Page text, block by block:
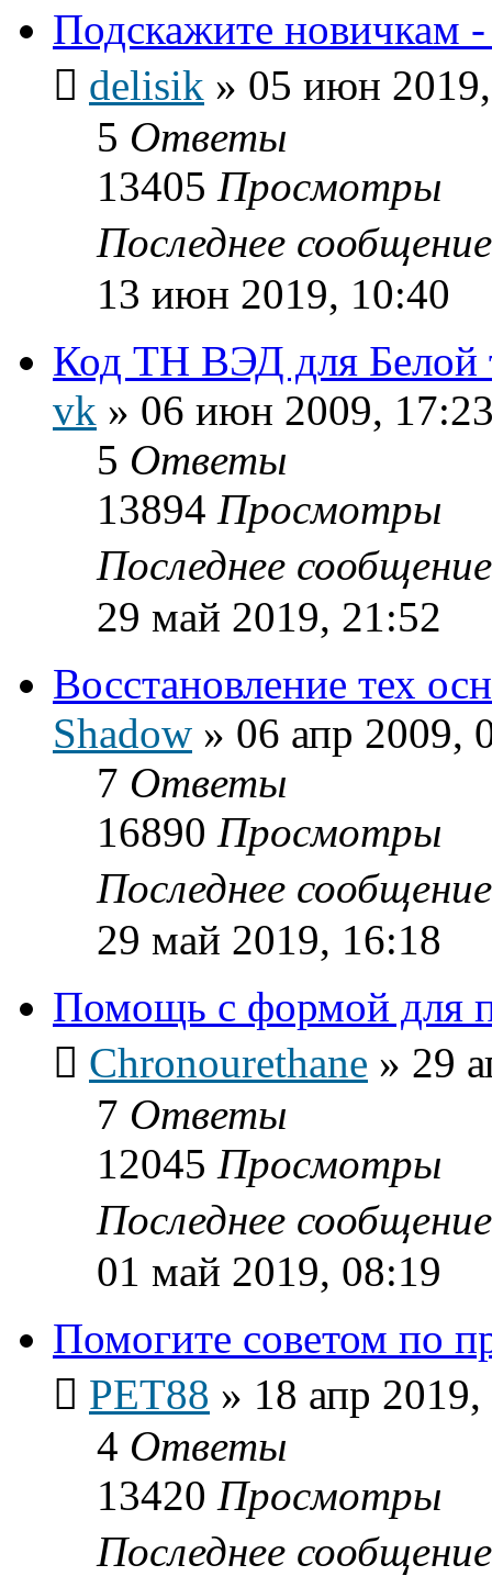
Подскажите новичкам
delisik » 05 июн
5 Ответы
13405 Просмотры
Последнее
13 июн 2019, 10:40
Код ТН ВЭД для Белой
vk » 06 июн 2009,
5 Ответы
13894 Просмотры
Последнее
29 май 2019, 21:52
Восстановление тех
Shadow » 06 апр 2009,
7 Ответы
16890 Просмотры
Последнее
29 май 2019, 16:18
Помощь с формой для
Chronourethane » 29
7 Ответы
12045 Просмотры
Последнее
01 май 2019, 08:19
Помогите советом по
PET88 » 18 апр
4 Ответы
13420 Просмотры
Последнее